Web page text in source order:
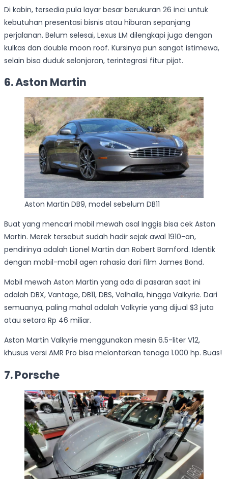
Di kabin, tersedia pula layar besar berukuran 26 inci untuk
kebutuhan presentasi bisnis atau hiburan sepanjang
perjalanan. Belum selesai, Lexus LM dilengkapi juga dengan
kulkas dan double moon roof. Kursinya pun sangat istimewa,
selain bisa duduk selonjoran, terintegrasi fitur pijat.
6. Aston Martin
Aston Martin DB9, model sebelum DB11
Buat yang mencari mobil mewah asal Inggis bisa cek Aston
Martin. Merek tersebut sudah hadir sejak awal 1910-an,
pendirinya adalah Lionel Martin dan Robert Bamford. Identik
dengan mobil-mobil agen rahasia dari film James Bond.
Mobil mewah Aston Martin yang ada di pasaran saat ini
adalah DBX, Vantage, DB11, DBS, Valhalla, hingga Valkyrie. Dari
semuanya, paling mahal adalah Valkyrie yang dijual $3 juta
atau setara Rp 46 miliar.
Aston Martin Valkyrie menggunakan mesin 6.5-liter V12,
khusus versi AMR Pro bisa melontarkan tenaga 1.000 hp. Buas!
7. Porsche